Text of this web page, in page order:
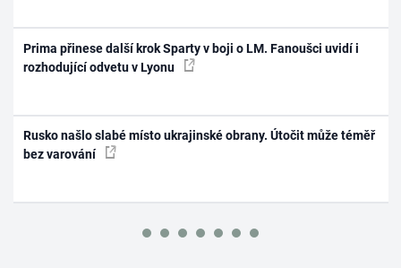
Prima přinese další krok Sparty v boji o LM. Fanoušci uvidí i
rozhodující odvetu v Lyonu
Rusko našlo slabé místo ukrajinské obrany. Útočit může téměř
bez varování